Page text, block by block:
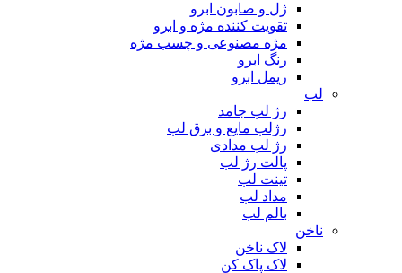
ژل و صابون ابرو
تقویت کننده مژه و ابرو
مژه مصنوعی و چسب مژه
رنگ ابرو
ریمل ابرو
لب
رژ لب جامد
رژلب مایع و برق لب
رژ لب مدادی
پالت رژ لب
تینت لب
مداد لب
بالم لب
ناخن
لاک ناخن
لاک پاک کن